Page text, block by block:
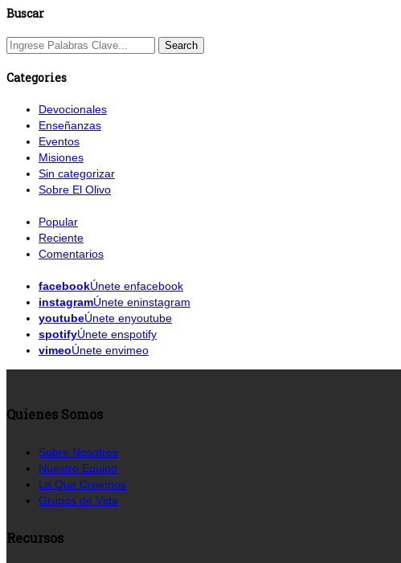
Buscar
Categories
Devocionales
Enseñanzas
Eventos
Misiones
Sin categorizar
Sobre El Olivo
Popular
Reciente
Comentarios
facebookÚnete enfacebook
instagramÚnete eninstagram
youtubeÚnete enyoutube
spotifyÚnete enspotify
vimeoÚnete envimeo
Quienes Somos
Sobre Nosotros
Nuestro Equipo
Lo Que Creemos
Grupos de Vida
Recursos